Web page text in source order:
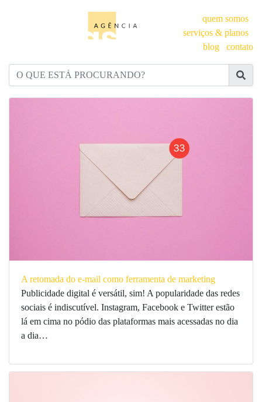
quem somos
serviços & planos
blog
contato
O QUE ESTÁ PROCURANDO?
A retomada do e-mail como ferramenta de marketing
Publicidade digital é versátil, sim! A popularidade das redes
sociais é indiscutível. Instagram, Facebook e Twitter estão
lá em cima no pódio das plataformas mais acessadas no dia
a dia…